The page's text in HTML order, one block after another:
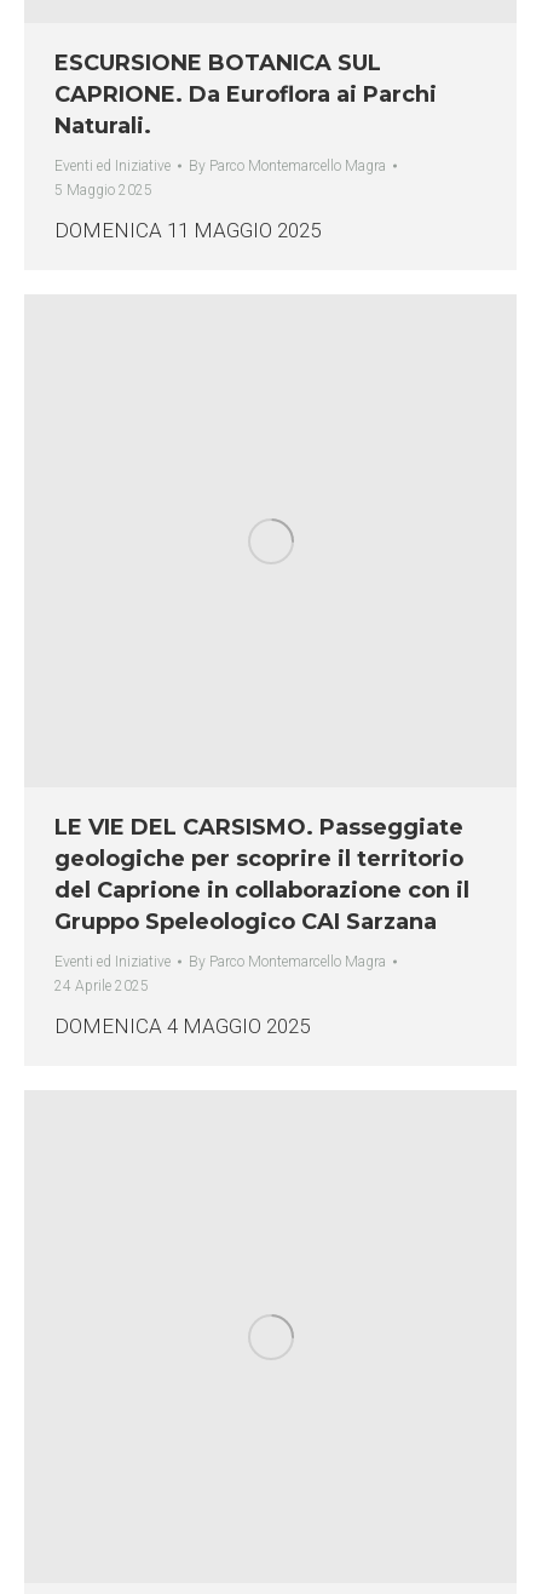
ESCURSIONE BOTANICA SUL
CAPRIONE. Da Euroflora ai Parchi
Naturali.
Eventi ed Iniziative By Parco Montemarcello Magra
5 Maggio 2025
DOMENICA 11 MAGGIO 2025
LE VIE DEL CARSISMO. Passeggiate
geologiche per scoprire il territorio
del Caprione in collaborazione con il
Gruppo Speleologico CAI Sarzana
Eventi ed Iniziative By Parco Montemarcello Magra
24 Aprile 2025
DOMENICA 4 MAGGIO 2025